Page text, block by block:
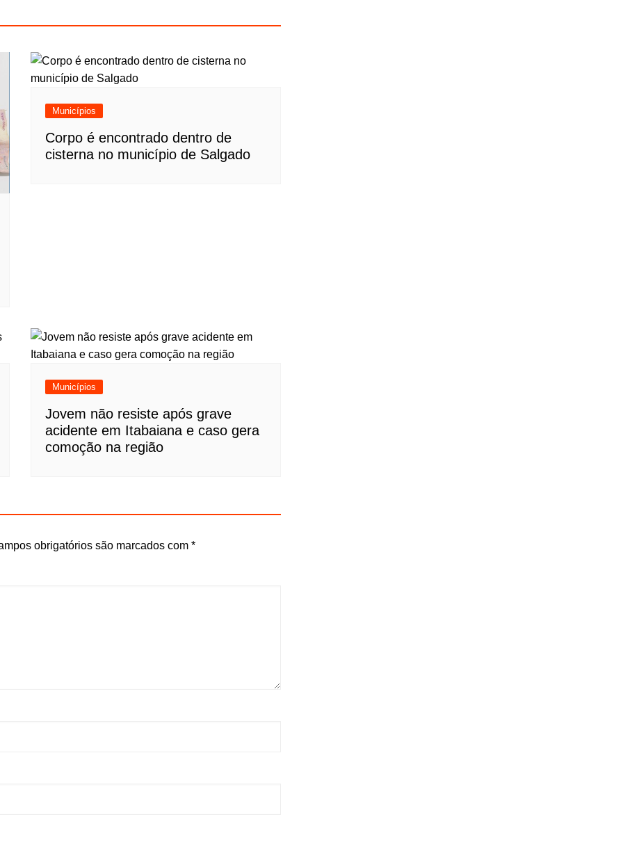
Municípios
Corpo é encontrado dentro de
cisterna no município de Salgado
Municípios
Jovem não resiste após grave
acidente em Itabaiana e caso gera
comoção na região
obrigatórios são marcados com *